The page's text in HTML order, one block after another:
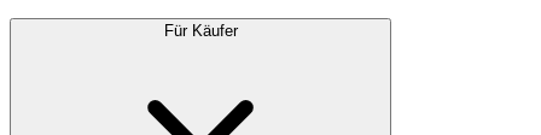
Für Käufer